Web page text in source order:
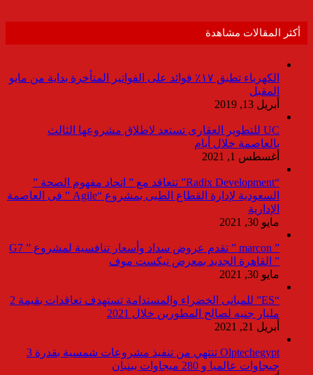
أكثر المقالات مشاهدة
الكهرباء تطبق ١٧٪ فوائد على الفواتير المتأخرة بداية من مايو
المقبل
أبريل 13, 2019
UC للتطوير العقارى تستعد لاطلاق مشروعها الثالث
بالعاصمة خلال أيام
أغسطس 1, 2021
“Radix Development” تتعاقد مع ” اتحاد مفهوم الصحة ”
السعودية لإدارة القطاع الطبى بمشروع “Agile ” فى العاصمة
الإدارية
مايو 30, 2021
” marcon ” تقدم عروض سداد وأسعار تنافسية لمشروع ” G7
” القاهرة الجديد بمعرض نيكست موف
مايو 30, 2021
“ES” للمبانى الخضراء والمستدامة تستهدف تعاقدات بقيمة 2
مليار جنيه لصالح المطورين خلال 2021
أبريل 21, 2021
Olptechegypt تنتهي من تنفيذ مشروعات شمسية بقدرة 3
جيجاوات عالميا و 280 ميجاوات ببنبان